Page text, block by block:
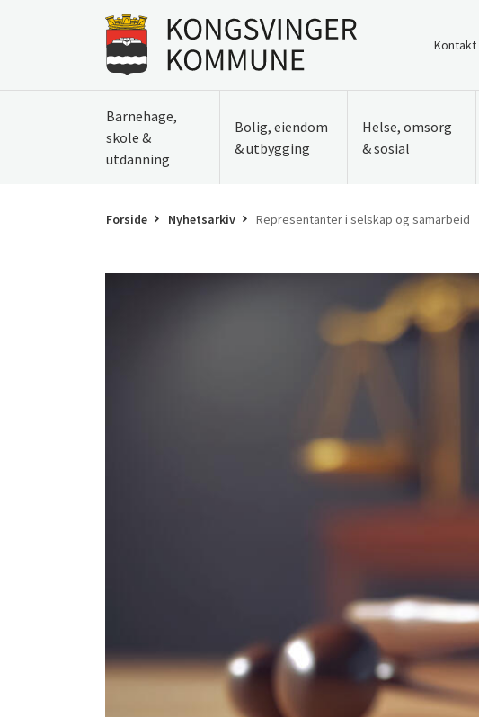
Gå til forsiden
Kontakt
Barnehage,
skole &
utdanning
Bolig, eiendom
& utbygging
Helse, omsorg
& sosial
Forside Nyhetsarkiv Representanter i selskap og samarbeid